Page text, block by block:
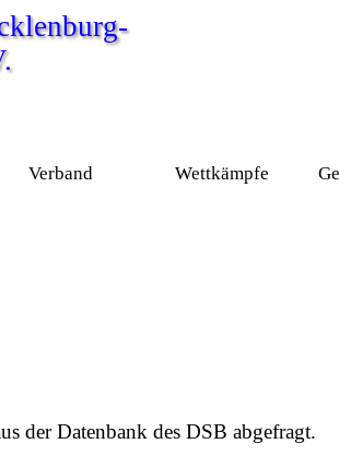
▼
Verband ▼
Wettkämpfe
der Datenbank des DSB abgefragt.